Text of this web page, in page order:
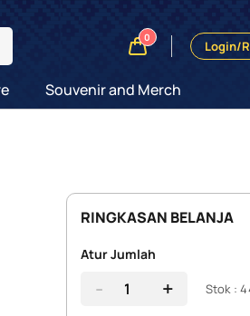
0
Login/
Souvenir and Merch
RINGKASAN BELANJA
Atur Jumlah
- + Stok :